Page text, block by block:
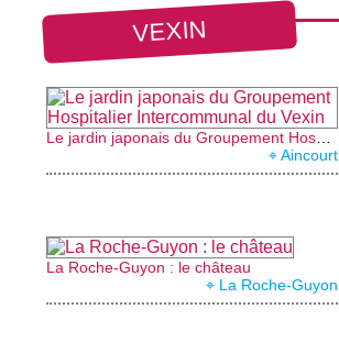
VEXIN
⌖ Aincourt
La Roche-Guyon : le château
⌖ La Roche-Guyon